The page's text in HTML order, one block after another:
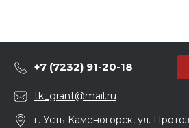
+7 (7232) 91-20-18
tk_grant@mail.ru
г. Усть-Каменогорск, ул.